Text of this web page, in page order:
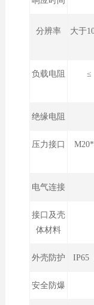
分辨率 大于
负载电阻
≤
绝缘电阻
压力接口
电气连接
接口及壳
体材料
外壳防护
安全防爆